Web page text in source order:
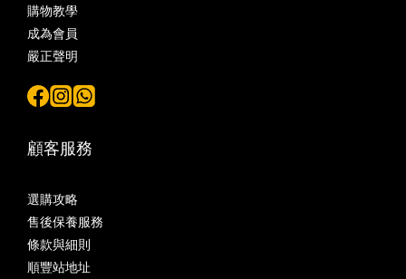
購物教學
成為會員
嚴正聲明
顧客服務
選購攻略
售後保養服務
條款與細則
順豐站地址